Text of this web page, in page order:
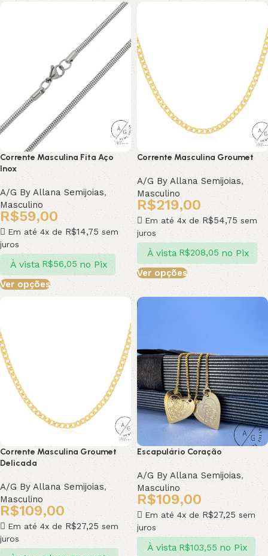
Corrente Masculina Fita Aço
Inox
A/G By Allana Semijoias,
Masculino
R$59,00
Em até 4x deR$14,75sem
juros
À vista R$56,05 no Pix
Ver opções
Corrente Masculina Groumet
A/G By Allana Semijoias,
Masculino
R$219,00
Em até 4x deR$54,75 sem
juros
À vista R$208,05 no Pix
Ver opções
Corrente Masculina Groumet
Delicada
A/G By Allana Semijoias,
Masculino
R$109,00
Em até 4x deR$27,25sem
juros
Escapulário Coração
A/G By Allana Semijoias,
Masculino
R$109,00
Em até 4x deR$27,25sem
juros
À vista R$103,55 no Pix